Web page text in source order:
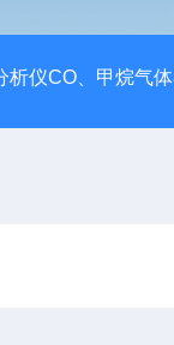
析仪CO、甲烷气